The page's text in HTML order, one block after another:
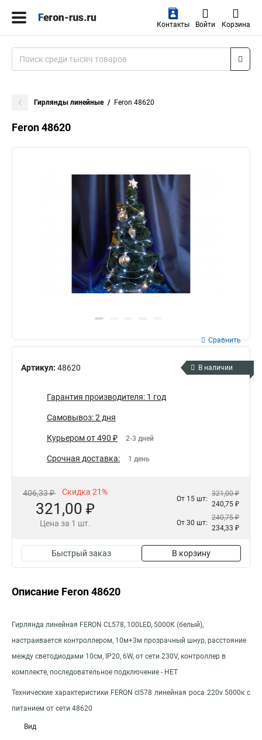
Контакты Войти Корзина
Гирлянды линейные Feron 48620
Feron 48620
Артикул: 48620
Сравнить
В наличии
Гарантия производителя: 1 год
Самовывоз: 2 дня
Курьером от 490 ₽ 2-3 дней
Срочная доставка: 1 день
406,33 ₽ Скидка 21%
321,00 ₽
Цена за 1 шт.
От 15 шт:
321,00 ₽
240,75 ₽
От 30 шт:
240,75 ₽
234,33 ₽
Быстрый заказ В корзину
Описание Feron 48620
Гирлянда линейная FERON CL578, 100LED, 5000К (белый),
настраивается контроллером, 10м+3м прозрачный шнур, расстояние
между светодиодами 10см, IP20, 6W, от сети 230V, контроллер в
комплекте, последовательное подключение - НЕТ
Технические характеристики FERON cl578 линейная роса 220v 5000к c
питанием от сети 48620
Вид